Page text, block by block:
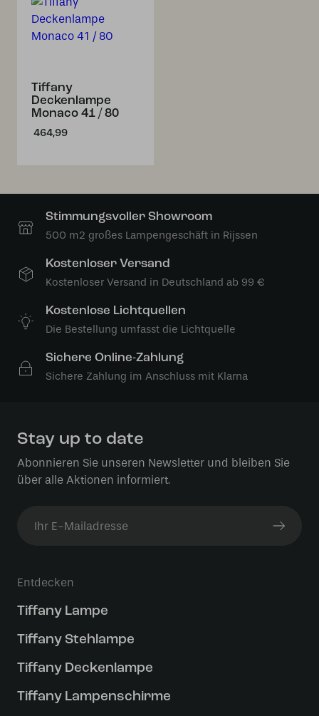
Tiffany
Deckenlampe
Monaco 41 / 80
464,99
Stimmungsvoller Showroom
500 m2 großes Lampengeschäft in Rijssen
Kostenloser Versand
Kostenloser Versand in Deutschland ab 99 €
Kostenlose Lichtquellen
Die Bestellung umfasst die Lichtquelle
Sichere Online-Zahlung
Sichere Zahlung im Anschluss mit Klarna
Stay up to date
Abonnieren Sie unseren Newsletter und bleiben Sie
über alle Aktionen informiert.
Entdecken
Tiffany Lampe
Tiffany Stehlampe
Tiffany Deckenlampe
Tiffany Lampenschirme